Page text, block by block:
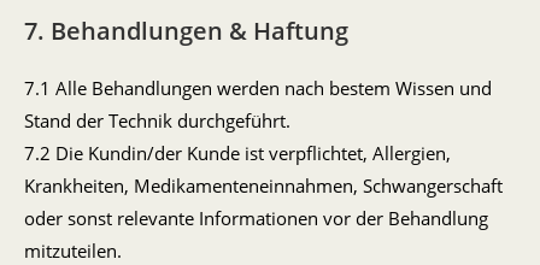
7. Behandlungen & Haftung
7.1 Alle Behandlungen werden nach bestem Wissen und
Stand der Technik durchgeführt.
7.2 Die Kundin/der Kunde ist verpflichtet, Allergien,
Krankheiten, Medikamenteneinnahmen, Schwangerschaft
oder sonst relevante Informationen vor der Behandlung
mitzuteilen.